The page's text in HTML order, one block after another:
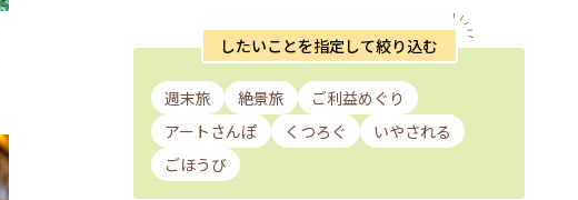
したいことを指定して絞り込む
週末旅 絶景旅
ご利益めぐり
アートさんぽ
くつろぐ
いやされる
ごほうび